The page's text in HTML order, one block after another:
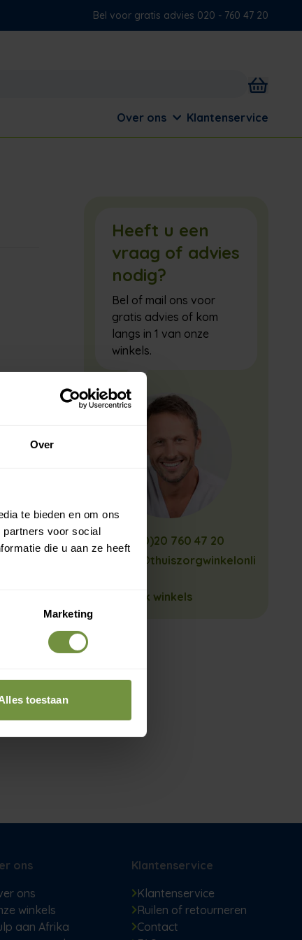
Over
te bieden en om ons
partners voor social
die u aan ze heeft
Marketing
toestaan
Bel voor gratis advies 020 - 760 47 20
Over ons Klantenservice
Heeft u een
vraag of advies
nodig?
Bel of mail ons voor
gratis advies of kom
langs in 1 van onze
winkels.
+31 (0)20 760 47 20
info@thuiszorgwinkelonli
Bekijk winkels
ons
ons
winkels
aan Afrika
Klantenservice
Klantenservice
Ruilen of retourneren
Contact